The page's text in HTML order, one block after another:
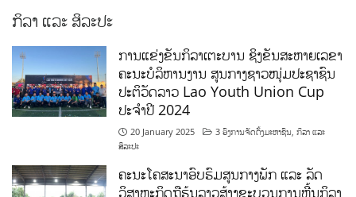
ກິລາ ແລະ ສິລະປະ
ການແຂ່ງຂັນກິລາເຕະບານ ຊິງຂັນສະຫາຍເລຂາ
ຄະນະບໍລິຫານງານ ສູນກາງຊາວໜຸ່ມປະຊາຊົນ
ປະຕິວັດລາວ Lao Youth Union Cup
ປະຈຳປີ 2024
20 January 2025 3 ອົງການຈັດຕັ້ງມະຫາຊົນ ,ກິລາ ແລະ
ສິລະປະ
ຄະນະໂຄສະນາອົບຮົມສູນກາງພັກ ແລະ ລັດ
ວິສາຫະກິດຖືຮຸ້ນລາວສ້າງຂະບວນການຫຼີ້ນກິລາ